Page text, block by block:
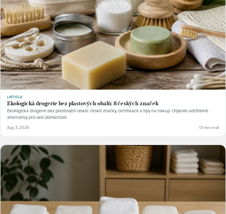
LISTICLE
Ekologická drogerie bez plastových obalů: 8 českých značek
Ekologická drogerie bez plastových obalů: české značky, certifikace a tipy na nákup. Objevte udržitelné
alternativy pro vaši domácnost.
Aug 3, 2026 13 min read